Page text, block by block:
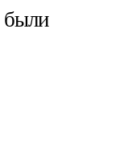
были